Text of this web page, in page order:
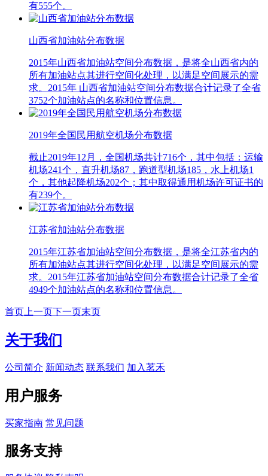
有555个。
山西省加油站分布数据
2015年山西省加油站空间分布数据，是将全山西省内的
所有加油站点其进行空间化处理，以满足空间展示的需
求。2015年 山西省加油站空间分布数据合计记录了全省
3752个加油站点的名称和位置信息。
2019年全国民用航空机场分布数据
截止2019年12月，全国机场共计716个，其中包括：运输
机场241个，直升机场87，跑道型机场185，水上机场1
个，其他起降机场202个；其中取得通用机场许可证书的
有239个。
江苏省加油站分布数据
2015年江苏省加油站空间分布数据，是将全江苏省内的
所有加油站点其进行空间化处理，以满足空间展示的需
求。2015年江苏省加油站空间分布数据合计记录了全省
4949个加油站点的名称和位置信息。
首页 上一页下一页末页
关于我们
公司简介 新闻动态 联系我们 加入茗禾
用户服务
买家指南 常见问题
服务支持